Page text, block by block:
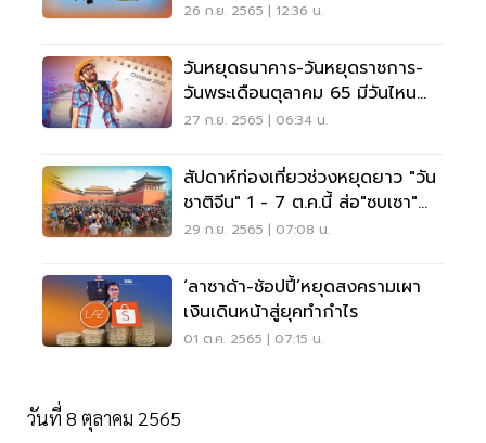
26 ก.ย. 2565 | 12:36 น.
วันหยุดธนาคาร-วันหยุดราชการ-
วันพระเดือนตุลาคม 65 มีวันไหน
บ้างเช็คที่นี่
27 ก.ย. 2565 | 06:34 น.
สัปดาห์ท่องเที่ยวช่วงหยุดยาว "วัน
ชาติจีน" 1 - 7 ต.ค.นี้ ส่อ"ซบเซา"
ขั้นสุด
29 ก.ย. 2565 | 07:08 น.
‘ลาซาด้า-ช้อปปี้’หยุดสงครามเผา
เงินเดินหน้าสู่ยุคทำกำไร
01 ต.ค. 2565 | 07:15 น.
วันที่ 8 ตุลาคม 2565